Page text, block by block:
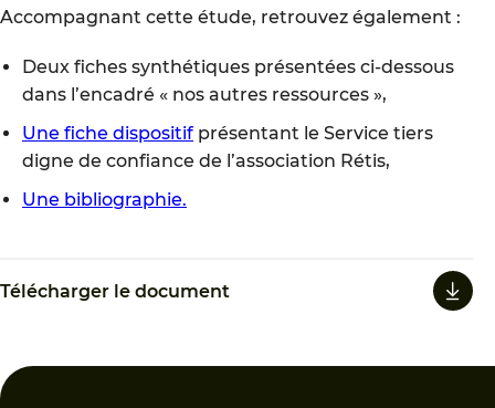
Accompagnant cette étude, retrouvez également :
Deux fiches synthétiques présentées ci-dessous
dans l’encadré « nos autres ressources »,
Une fiche dispositif présentant le Service tiers
digne de confiance de l’association Rétis,
Une bibliographie.
Télécharger le document